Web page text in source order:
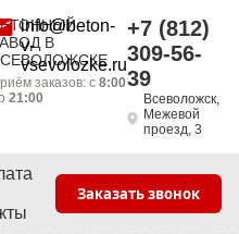
В
info@beton-
v-
vsevolozke.ru
заказов: с 8:00
21:00
+7 (812)
309-56-
39
Всеволожск,
Межевой
проезд, 3
Заказать звонок